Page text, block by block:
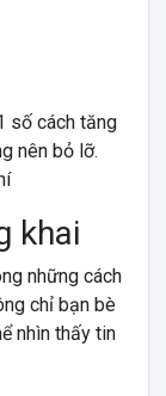
số cách tăng
nên bỏ lỡ.
khai
những cách
chỉ bạn bè
nhìn thấy tin